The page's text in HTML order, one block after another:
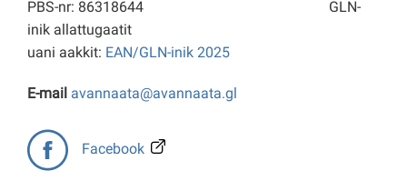
PBS-nr: 86318644 GLN-
inik allattugaatit
uani aakkit: EAN/GLN-inik 2025
E-mail avannaata@avannaata.gl
Facebook